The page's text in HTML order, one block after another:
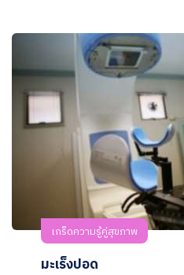
เกร็ดความรู้คู่สุขภาพ
มะเร็งปอด